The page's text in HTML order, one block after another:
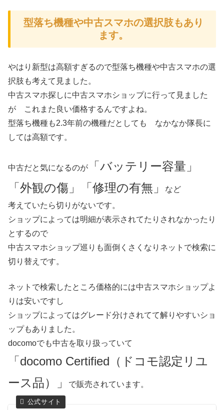
型落ち機種や中古スマホの選択肢もあり
ます。
やはり新型は高額すぎるので型落ち機種や中古スマホの選
択肢も考えて見ました。
中古スマホ探しに中古スマホショップに行って見ました
が これまた良い価格するんですよね。
型落ち機種も2.3年前の機種だとしても なかなか隊長に
しては高額です。
中古だと気になるのが
「バッテリー容量」
「外観の傷」「修理の有無」
など
考えていたら切りがないです。
ショップによっては明細が表示されてたりされなかったり
とするので
中古スマホショップ巡りも面倒くさくなりネットで検索に
切り替えです。
ネットで検索したところ価格的には中古スマホショップよ
りは安いですし
ショップによってはグレード分けされてて解りやすいショ
ップもありました。
docomoでも中古を取り扱っていて
「docomo Certified（ドコモ認定リユ
ース品）」
で販売されています。